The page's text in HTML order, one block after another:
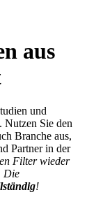
aus
und
Nutzen Sie den
Branche aus,
Partner in der
Filter wieder
Die
!